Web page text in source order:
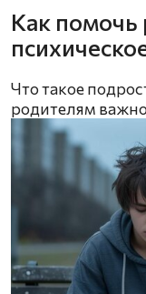
Как помочь
Что такое
родителям